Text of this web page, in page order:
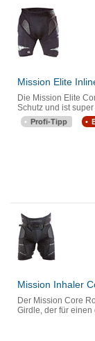
Mission Elite
Die Mission Elite
Schutz und ist
Profi-Tipp
Mission Inhaler
Der Mission Core
Girdle, der für einen